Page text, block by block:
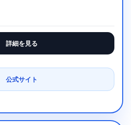
詳細を見る
公式サイト